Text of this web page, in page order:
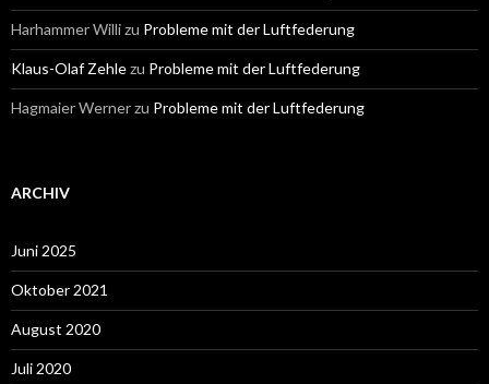
Harhammer Willizu Probleme mit der Luftfederung
Klaus-Olaf Zehlezu Probleme mit der Luftfederung
Hagmaier Wernerzu Probleme mit der Luftfederung
ARCHIV
Juni 2025
Oktober 2021
August 2020
Juli 2020